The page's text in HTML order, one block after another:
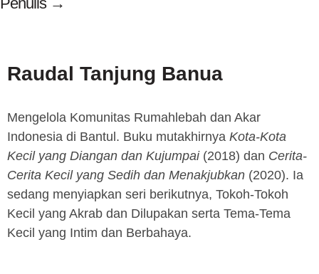
Raudal Tanjung Banua
Mengelola Komunitas Rumahlebah dan Akar
Indonesia di Bantul. Buku mutakhirnya Kota-Kota
Kecil yang Diangan dan Kujumpai (2018) dan Cerita-
Cerita Kecil yang Sedih dan Menakjubkan (2020). Ia
sedang menyiapkan seri berikutnya, Tokoh-Tokoh
Kecil yang Akrab dan Dilupakan serta Tema-Tema
Kecil yang Intim dan Berbahaya.